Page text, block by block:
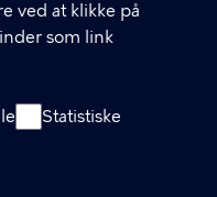
ved at klikke på
som link
Statistiske